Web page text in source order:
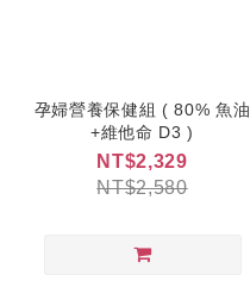
孕婦營養保健組 ( 80% 魚油
+維他命 D3 )
NT$2,329
NT$2,580